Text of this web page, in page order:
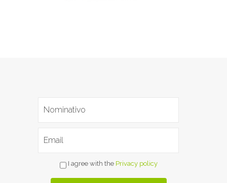
I agree with the Privacy policy